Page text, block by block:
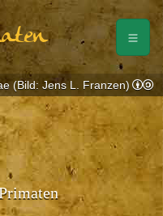
(Bild: Jens L. Franzen)